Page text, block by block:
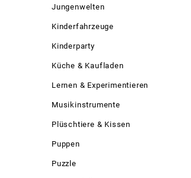
Jungenwelten
Kinderfahrzeuge
Kinderparty
Küche & Kaufladen
Lernen & Experimentieren
Musikinstrumente
Plüschtiere & Kissen
Puppen
Puzzle